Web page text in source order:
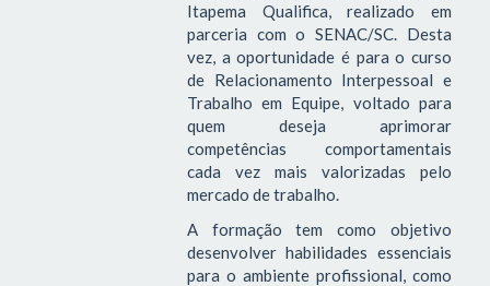
Itapema Qualifica, realizado em
parceria com o SENAC/SC. Desta
vez, a oportunidade é para o curso
de Relacionamento Interpessoal e
Trabalho em Equipe, voltado para
quem deseja aprimorar
competências comportamentais
cada vez mais valorizadas pelo
mercado de trabalho.
A formação tem como objetivo
desenvolver habilidades essenciais
para o ambiente profissional, como